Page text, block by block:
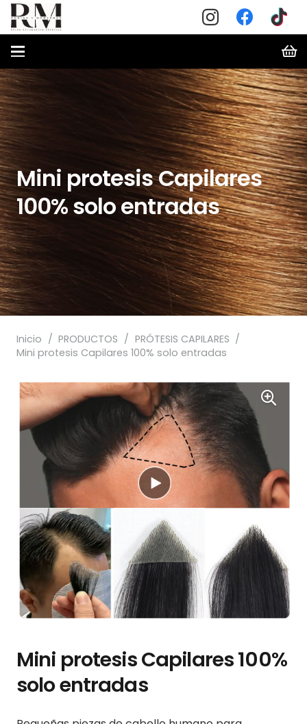
Mini protesis Capilares
100% solo entradas
Inicio / PRODUCTOS / PRÓTESIS CAPILARES /
Mini protesis Capilares 100% solo entradas
Mini protesis Capilares 100%
solo entradas